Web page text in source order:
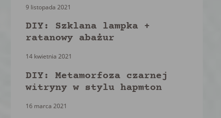
9 listopada 2021
DIY: Szklana lampka +
ratanowy abażur
14 kwietnia 2021
DIY: Metamorfoza czarnej
witryny w stylu hapmton
16 marca 2021